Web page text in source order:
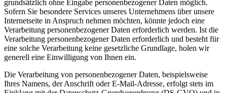
grundsätzlich ohne Eingabe personenbezogener Daten möglich.
Sofern Sie besondere Services unseres Unternehmens über unsere
Internetseite in Anspruch nehmen möchten, könnte jedoch eine
Verarbeitung personenbezogener Daten erforderlich werden. Ist die
Verarbeitung personenbezogener Daten erforderlich und besteht für
eine solche Verarbeitung keine gesetzliche Grundlage, holen wir
generell eine Einwilligung von Ihnen ein.
Die Verarbeitung von personenbezogener Daten, beispielsweise
Ihres Namens, der Anschrift oder E-Mail-Adresse, erfolgt stets im